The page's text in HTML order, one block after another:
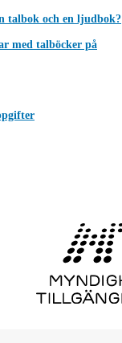
talbok och en ljudbok?
med talböcker på